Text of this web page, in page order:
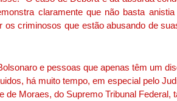
claramente que não basta
criminosos que estão abusando de
e pessoas que apenas têm um
há muito tempo, em especial pelo
de Moraes, do Supremo Tribunal Federal,